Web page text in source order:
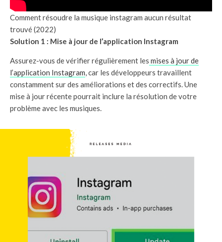
Comment résoudre la musique instagram aucun résultat
trouvé (2022)
Solution 1 : Mise à jour de l’application Instagram
Assurez-vous de vérifier régulièrement les mises à jour de
l’application Instagram, car les développeurs travaillent
constamment sur des améliorations et des correctifs. Une
mise à jour récente pourrait inclure la résolution de votre
problème avec les musiques.